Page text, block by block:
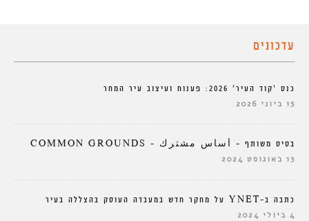
עדכונים
כנס ‘קוד העיר’ 2026: פענוח ועיצוב עיר המחר
15 ביוני 2026
בסיס משותף – أساس مشترك – COMMON GROUNDS
13 באוגוסט 2024
כתבה ב-YNET על מחקר חדש במעבדה העוסק בהצללה בעיר
4 ביולי 2024